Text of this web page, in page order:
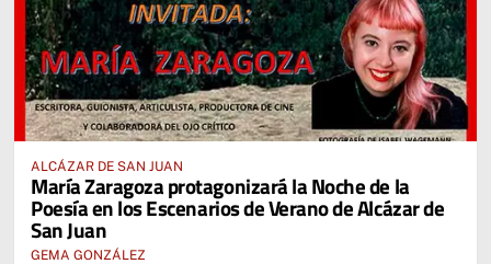
ALCÁZAR DE SAN JUAN
María Zaragoza protagonizará la Noche de la
Poesía en los Escenarios de Verano de Alcázar de
San Juan
GEMA GONZÁLEZ